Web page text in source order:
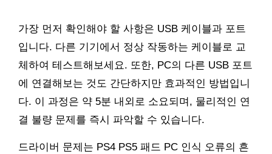
가장 먼저 확인해야 할 사항은 USB 케이블과 포트
입니다. 다른 기기에서 정상 작동하는 케이블로 교
체하여 테스트해보세요. 또한, PC의 다른 USB 포트
에 연결해보는 것도 간단하지만 효과적인 방법입니
다. 이 과정은 약 5분 내외로 소요되며, 물리적인 연
결 불량 문제를 즉시 파악할 수 있습니다.
드라이버 문제는 PS4 PS5 패드 PC 인식 오류의 흔